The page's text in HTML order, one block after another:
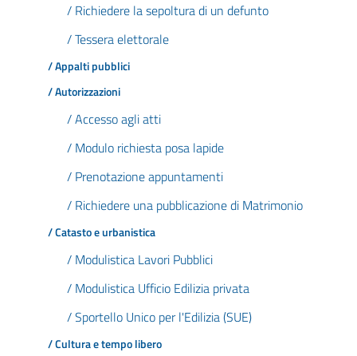
/ Richiedere la sepoltura di un defunto
/ Tessera elettorale
/ Appalti pubblici
/ Autorizzazioni
/ Accesso agli atti
/ Modulo richiesta posa lapide
/ Prenotazione appuntamenti
/ Richiedere una pubblicazione di Matrimonio
/ Catasto e urbanistica
/ Modulistica Lavori Pubblici
/ Modulistica Ufficio Edilizia privata
/ Sportello Unico per l'Edilizia (SUE)
/ Cultura e tempo libero